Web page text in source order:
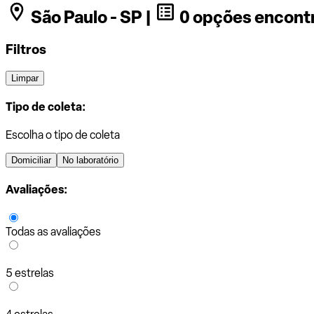
São Paulo - SP |
0 opções
Filtros
Limpar
Tipo de coleta:
Escolha o tipo de coleta
Domiciliar No laboratório
Avaliações:
Todas as avaliações
5 estrelas